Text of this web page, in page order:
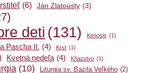
(6) Ján Zlatoústy (3)
deti (131) Kenosis (1)
Pascha II. (4) Krst (1)
Kvetná nedeľa (4) Kňazstvo (1)
(10) Liturgia sv. Bazila Veľkého (2)